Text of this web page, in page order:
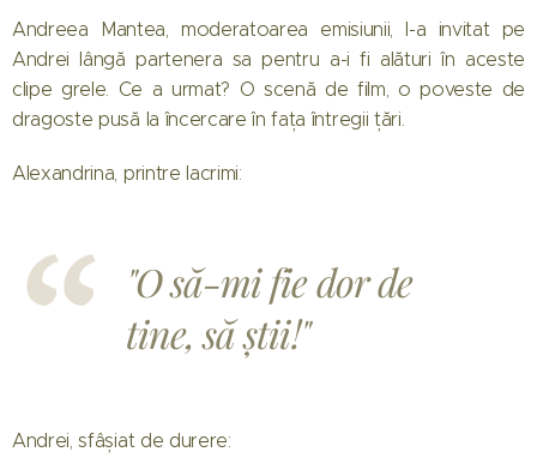
Andreea Mantea, moderatoarea emisiunii, l-a invitat pe
Andrei lângă partenera sa pentru a-i fi alături în aceste
clipe grele. Ce a urmat? O scenă de film, o poveste de
dragoste pusă la încercare în fața întregii țări.
Alexandrina, printre lacrimi:
"O să-mi fie dor de
tine, să știi!"
Andrei, sfâșiat de durere: